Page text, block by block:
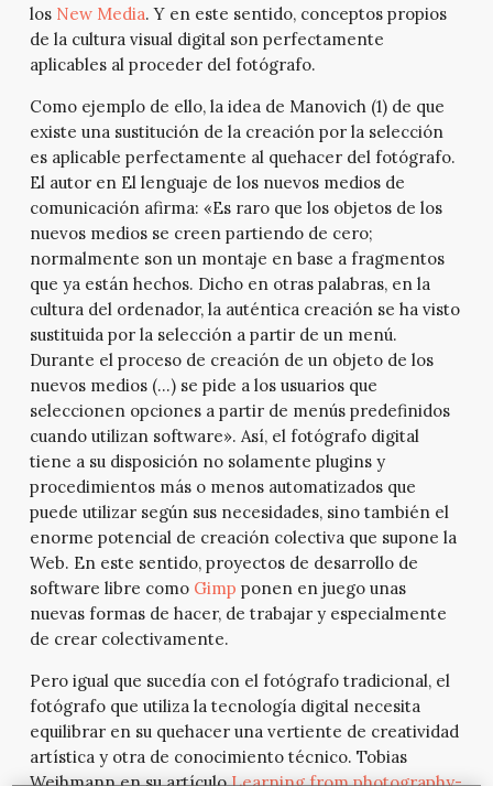
los New Media. Y en este sentido, conceptos propios
de la cultura visual digital son perfectamente
aplicables al proceder del fotógrafo.
Como ejemplo de ello, la idea de Manovich (1) de que
existe una sustitución de la creación por la selección
es aplicable perfectamente al quehacer del fotógrafo.
El autor en El lenguaje de los nuevos medios de
comunicación afirma: «Es raro que los objetos de los
nuevos medios se creen partiendo de cero;
normalmente son un montaje en base a fragmentos
que ya están hechos. Dicho en otras palabras, en la
cultura del ordenador, la auténtica creación se ha visto
sustituida por la selección a partir de un menú.
Durante el proceso de creación de un objeto de los
nuevos medios (…) se pide a los usuarios que
seleccionen opciones a partir de menús predefinidos
cuando utilizan software». Así, el fotógrafo digital
tiene a su disposición no solamente plugins y
procedimientos más o menos automatizados que
puede utilizar según sus necesidades, sino también el
enorme potencial de creación colectiva que supone la
Web. En este sentido, proyectos de desarrollo de
software libre como Gimp ponen en juego unas
nuevas formas de hacer, de trabajar y especialmente
de crear colectivamente.
Pero igual que sucedía con el fotógrafo tradicional, el
fotógrafo que utiliza la tecnología digital necesita
equilibrar en su quehacer una vertiente de creatividad
artística y otra de conocimiento técnico. Tobias
Weihmann en su artículoLearning from photography-